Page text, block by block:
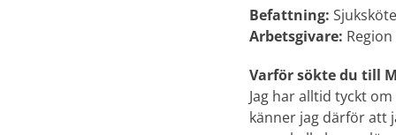
Befattning:
Arbetsgivare:
Varför sökte du till
Jag har alltid tyckt
känner jag därför att